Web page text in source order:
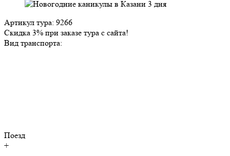
Артикул тура: 9266
Скидка 3% при заказе тура с сайта!
Вид транспорта:
Поезд
+